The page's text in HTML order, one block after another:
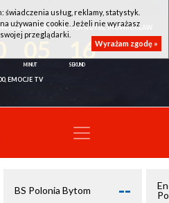
- KSK QEMETICA NOTEĆ INOWROCŁAW
16
EMOCJE TV
BS Polonia Bytom --
świadczenia usług, reklamy, statystyk.
używanie cookie. Jeżeli nie wyrażasz
przeglądarki.
Wyrażam zgodę »